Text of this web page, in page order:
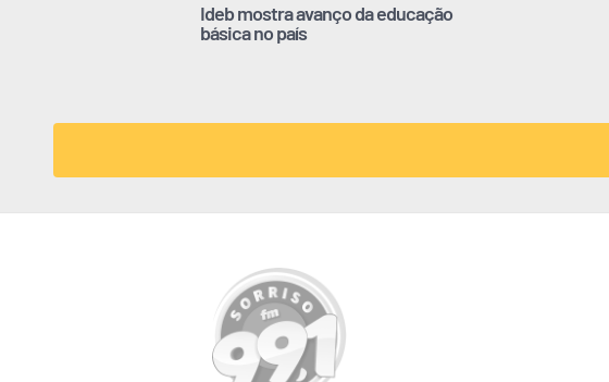
Ideb mostra avanço da educação
básica no país